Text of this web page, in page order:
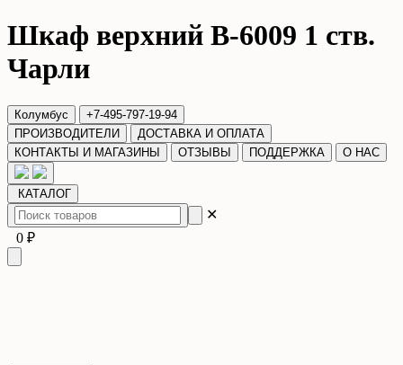
Шкаф верхний В-6009 1 ств.
Чарли
Колумбус
+7-495-797-19-94
ПРОИЗВОДИТЕЛИ
ДОСТАВКА И ОПЛАТА
КОНТАКТЫ И МАГАЗИНЫ
ОТЗЫВЫ ПОДДЕРЖКА О НАС
КАТАЛОГ
✕
0 ₽